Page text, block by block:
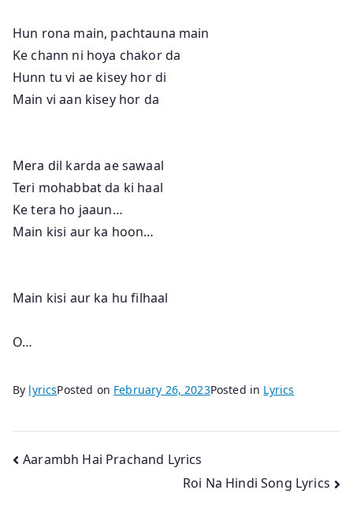
Hun rona main, pachtauna main
Ke chann ni hoya chakor da
Hunn tu vi ae kisey hor di
Main vi aan kisey hor da
Mera dil karda ae sawaal
Teri mohabbat da ki haal
Ke tera ho jaaun…
Main kisi aur ka hoon…
Main kisi aur ka hu filhaal
O…
By lyricsPosted on February 26, 2023Posted in Lyrics
Post
Aarambh Hai Prachand Lyrics
Roi Na Hindi Song Lyrics